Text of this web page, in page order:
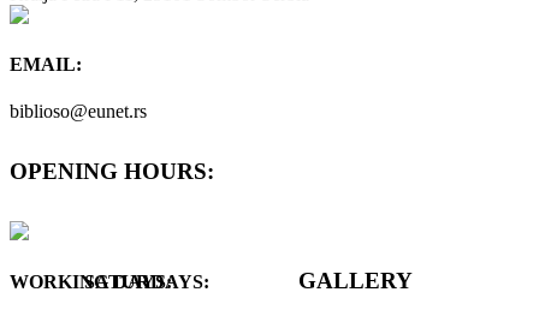
EMAIL:
biblioso@eunet.rs
OPENING HOURS:
WORKING DAYS:
SATURDAYS: GALLERY